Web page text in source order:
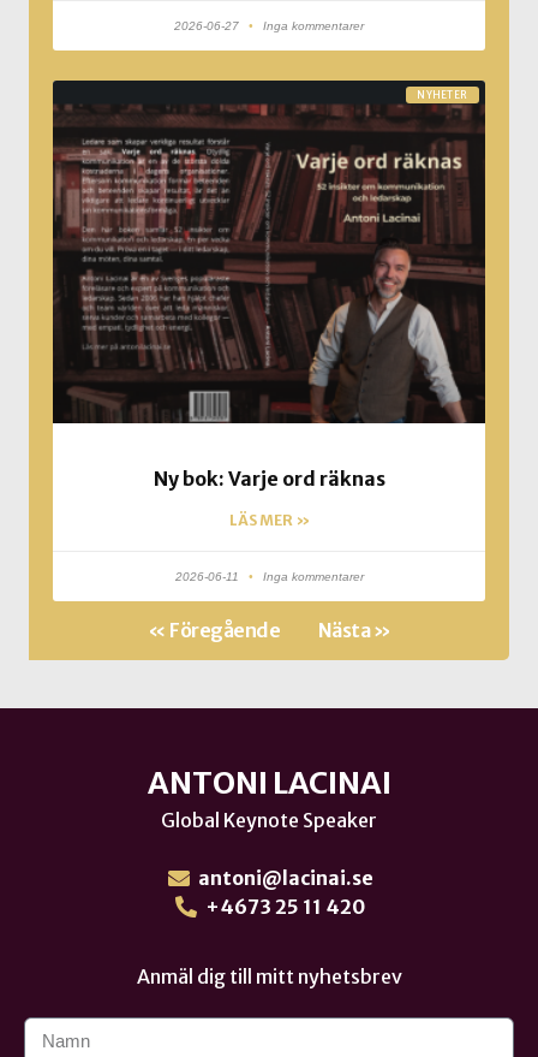
2026-06-27 Inga kommentarer
NYHETER
Ny bok: Varje ord räknas
LÄS MER »
2026-06-11 Inga kommentarer
« Föregående Nästa »
ANTONI LACINAI
Global Keynote Speaker
antoni@lacinai.se
+4673 25 11 420
Anmäl dig till mitt nyhetsbrev